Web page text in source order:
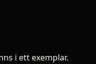
i ett exemplar.